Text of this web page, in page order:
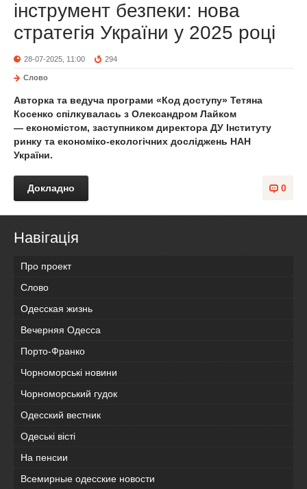
інструмент безпеки: нова
стратегія України у 2025 році
28-07-2025, 11:00 294
Слово
Авторка та ведуча програми «Код доступу» Тетяна
Косенко спілкувалась з Олександром Лайком
— економістом, заступником директора ДУ Інституту
ринку та економіко-екологічних досліджень НАН
України.
0
Докладно
Навігація
Про проект
Слово
Одесская жизнь
Вечерняя Одесса
Порто-Франко
Чорноморські новини
Чорноморський гудок
Одесский вестник
Одеськi вiстi
На пенсии
Всемирные одесские новости